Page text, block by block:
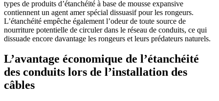
types de produits d’étanchéité à base de mousse expansive
contiennent un agent amer spécial dissuasif pour les rongeurs.
L’étanchéité empêche également l’odeur de toute source de
nourriture potentielle de circuler dans le réseau de conduits, ce qui
dissuade encore davantage les rongeurs et leurs prédateurs naturels.
L’avantage économique de l’étanchéité
des conduits lors de l’installation des
câbles